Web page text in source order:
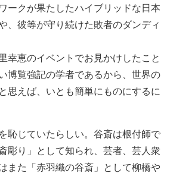
ークが果たしたハイブリッドな日本
、彼等が守り続けた敗者のダンディ
幸恵のイベントでお見かけしたこと
博覧強記の学者であるから、世界の
思えば、いとも簡単にものにするに
恥じていたらしい。谷斎は根付師で
彫り」として知られ、芸者、芸人衆
また「赤羽織の谷斎」として柳橋や